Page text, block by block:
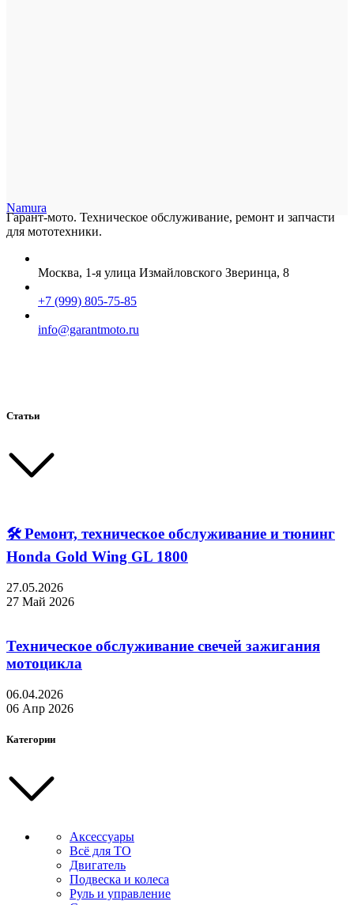
Namura
Гарант-мото. Техническое обслуживание, ремонт и запчасти
для мототехники.
Москва, 1-я улица Измайловского Зверинца, 8
+7 (999) 805-75-85
info@garantmoto.ru
Статьи
🛠 Ремонт, техническое обслуживание и тюнинг
Honda Gold Wing GL 1800
27.05.2026
27 Май 2026
Техническое обслуживание свечей зажигания
мотоцикла
06.04.2026
06 Апр 2026
Категории
Аксессуары
Всё для ТО
Двигатель
Подвеска и колеса
Руль и управление